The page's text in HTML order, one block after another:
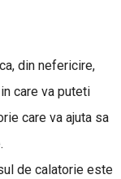
din nefericire,
care va puteti
care va ajuta sa
de calatorie este